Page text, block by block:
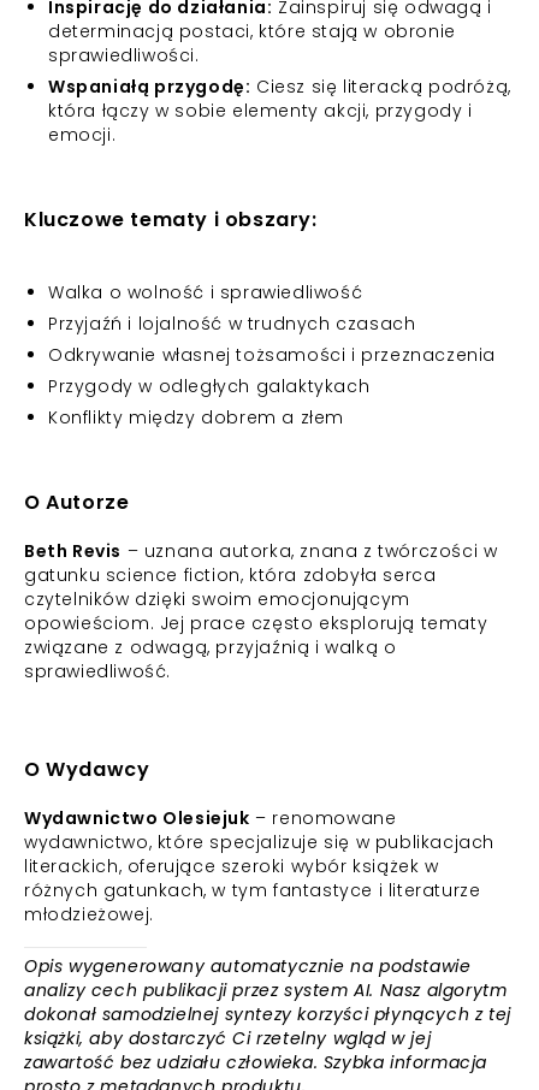
Inspirację do działania: Zainspiruj się odwagą i
determinacją postaci, które stają w obronie
sprawiedliwości.
Wspaniałą przygodę: Ciesz się literacką podróżą,
która łączy w sobie elementy akcji, przygody i
emocji.
Kluczowe tematy i obszary:
Walka o wolność i sprawiedliwość
Przyjaźń i lojalność w trudnych czasach
Odkrywanie własnej tożsamości i przeznaczenia
Przygody w odległych galaktykach
Konflikty między dobrem a złem
O Autorze
Beth Revis – uznana autorka, znana z twórczości w
gatunku science fiction, która zdobyła serca
czytelników dzięki swoim emocjonującym
opowieściom. Jej prace często eksplorują tematy
związane z odwagą, przyjaźnią i walką o
sprawiedliwość.
O Wydawcy
Wydawnictwo Olesiejuk – renomowane
wydawnictwo, które specjalizuje się w publikacjach
literackich, oferujące szeroki wybór książek w
różnych gatunkach, w tym fantastyce i literaturze
młodzieżowej.
Opis wygenerowany automatycznie na podstawie
analizy cech publikacji przez system AI. Nasz algorytm
dokonał samodzielnej syntezy korzyści płynących z tej
książki, aby dostarczyć Ci rzetelny wgląd w jej
zawartość bez udziału człowieka. Szybka informacja